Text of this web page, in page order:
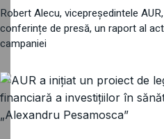
Robert Alecu, vicepreședintele
conferințe de presă, un raport al
campaniei